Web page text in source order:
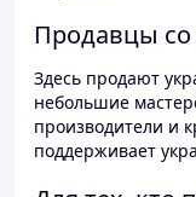
Продавцы
Здесь продают
небольшие
производители и
поддерживает